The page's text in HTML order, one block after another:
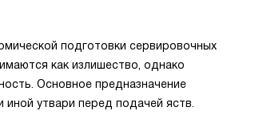
подготовки сервировочных
как излишество, однако
Основное предназначение
утвари перед подачей яств.